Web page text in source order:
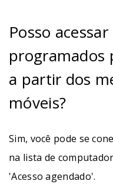
Posso
programados
a partir dos
móveis?
Sim, você pode se
na lista de
'Acesso agendado'.